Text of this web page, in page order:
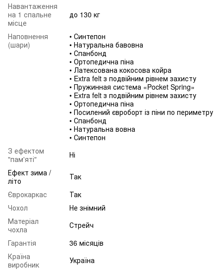
Навантаження
на 1 спальне
місце
до 130 кг
Наповнення
(шари)
• Синтепон
• Натуральна бавовна
• Спанбонд
• Ортопедична піна
• Латексована кокосова койра
• Extra felt з подвійним рівнем захисту
• Пружинная система «Pocket Spring»
• Extra felt з подвійним рівнем захисту
• Ортопедична піна
• Посилений євроборт із піни по периметру
• Спанбонд
• Натуральна вовна
• Синтепон
З ефектом
"пам'яті"
Ні
Ефект зима /
літо
Так
Єврокаркас
Так
Чохол
Не знімний
Матеріал
чохла
Стрейч
Гарантія
36 місяців
Країна
виробник
Україна